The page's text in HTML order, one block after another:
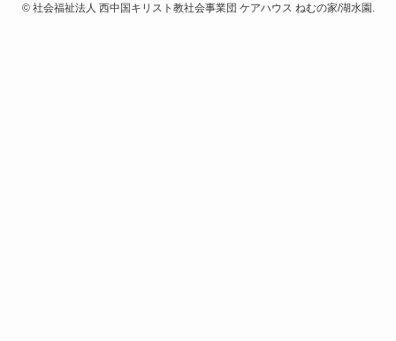
©社会福祉法人 西中国キリスト教社会事業団 ケアハウス ねむの家/湖水園.